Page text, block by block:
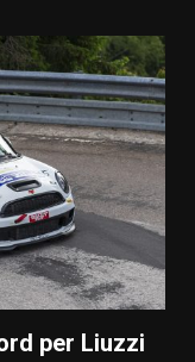
per Liuzzi